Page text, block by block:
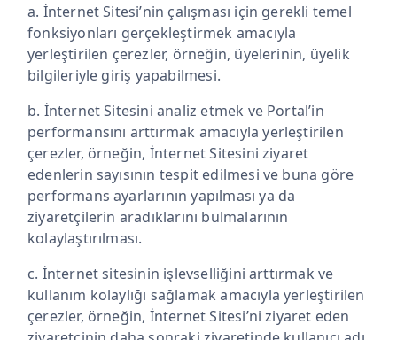
a. İnternet Sitesi’nin çalışması için gerekli temel
fonksiyonları gerçekleştirmek amacıyla
yerleştirilen çerezler, örneğin, üyelerinin, üyelik
bilgileriyle giriş yapabilmesi.
b. İnternet Sitesini analiz etmek ve Portal’in
performansını arttırmak amacıyla yerleştirilen
çerezler, örneğin, İnternet Sitesini ziyaret
edenlerin sayısının tespit edilmesi ve buna göre
performans ayarlarının yapılması ya da
ziyaretçilerin aradıklarını bulmalarının
kolaylaştırılması.
c. İnternet sitesinin işlevselliğini arttırmak ve
kullanım kolaylığı sağlamak amacıyla yerleştirilen
çerezler, örneğin, İnternet Sitesi’ni ziyaret eden